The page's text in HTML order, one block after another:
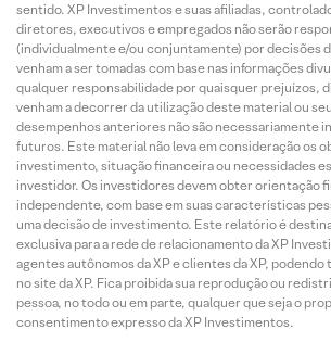
sentido. XP Investimentos e suas afiliadas,
diretores, executivos e empregados não serão
(individualmente e/ou conjuntamente) por decisões
venham a ser tomadas com base nas informações
qualquer responsabilidade por quaisquer prejuízos,
venham a decorrer da utilização deste material ou
desempenhos anteriores não são necessariamente
futuros. Este material não leva em consideração os
investimento, situação financeira ou necessidades
investidor. Os investidores devem obter orientação
independente, com base em suas características
uma decisão de investimento. Este relatório é
exclusiva para a rede de relacionamento da XP
agentes autônomos da XP e clientes da XP, podendo
no site da XP. Fica proibida sua reprodução ou
pessoa, no todo ou em parte, qualquer que seja o
consentimento expresso da XP Investimentos.